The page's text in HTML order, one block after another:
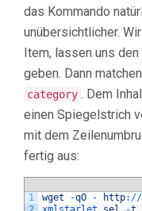
das Kommando
unübersichtlicher.
Item, lassen uns
geben. Dann
category . Dem
einen Spiegelstrich
mit dem
fertig aus:
1
wget -qO - http: //